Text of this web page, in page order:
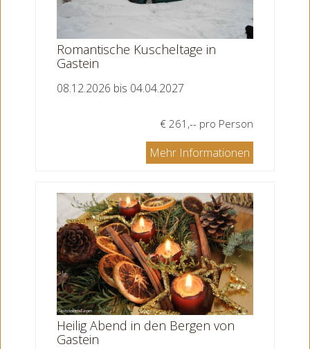
Romantische Kuscheltage in
Gastein
08.12.2026 bis 04.04.2027
€ 261,-- pro Person
Mehr Informationen
Heilig Abend in den Bergen von
Gastein